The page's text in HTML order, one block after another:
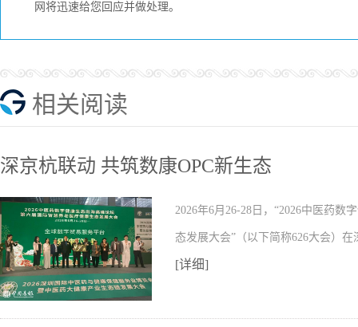
网将迅速给您回应并做处理。
相关阅读
深京杭联动 共筑数康OPC新生态
2026年6月26-28日，“2026中医药数
态发展大会”（以下简称626大会）
[详细]